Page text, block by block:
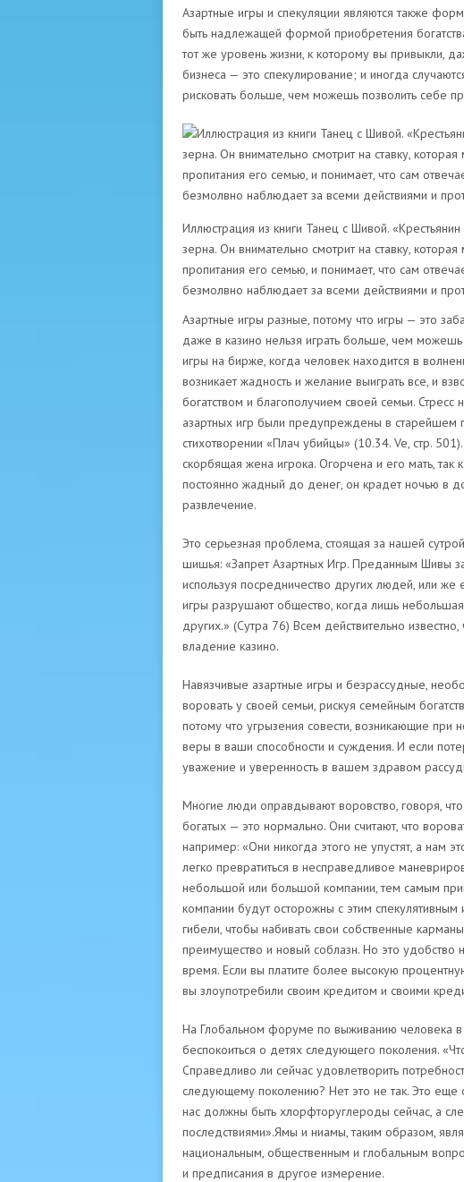
Азартные игры и спекуляции являются также
быть надлежащей формой приобретения
тот же уровень жизни, к которому вы привыкли,
бизнеса — это спекулирование; и иногда
рисковать больше, чем можешь позволить себе
Иллюстрация из книги Танец с Шивой.
зерна. Он внимательно смотрит на ставку,
пропитания его семью, и понимает, что сам
безмолвно наблюдает за всеми действиями и
Азартные игры разные, потому что игры — это
даже в казино нельзя играть больше, чем
игры на бирже, когда человек находится в
возникает жадность и желание выиграть все, и
богатством и благополучием своей семьи. Стресс
азартных игр были предупреждены в старейшем
стихотворении «Плач убийцы» (10.34. Ve, стр.
скорбящая жена игрока. Огорчена и его мать, так
постоянно жадный до денег, он крадет ночью в
развлечение.
Это серьезная проблема, стоящая за нашей
шишья: «Запрет Азартных Игр. Преданным Шивы
используя посредничество других людей, или
игры разрушают общество, когда лишь
других.» (Сутра 76) Всем действительно
владение казино.
Навязчивые азартные игры и безрассудные,
воровать у своей семьи, рискуя семейным
потому что угрызения совести, возникающие при
веры в ваши способности и суждения. И если
уважение и уверенность в вашем здравом
Многие люди оправдывают воровство, говоря,
богатых — это нормально. Они считают, что
например: «Они никогда этого не упустят, а нам
легко превратиться в несправедливое
небольшой или большой компании, тем самым
компании будут осторожны с этим
гибели, чтобы набивать свои собственные
преимущество и новый соблазн. Но это удобство
время. Если вы платите более высокую
вы злоупотребили своим кредитом и своими
На Глобальном форуме по выживанию человека в
беспокоиться о детях следующего поколения.
Справедливо ли сейчас удовлетворить
следующему поколению? Нет это не так. Это
нас должны быть хлорфторуглероды сейчас, а
последствиями».Ямы и ниамы, таким образом,
национальным, общественным и глобальным
и предписания в другое измерение.